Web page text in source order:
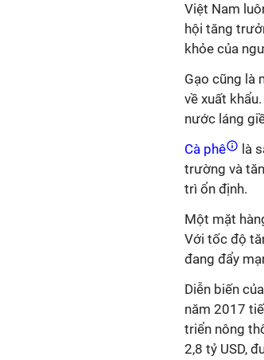
Việt Nam
hội tăng
khỏe của
Gạo cũng là
về xuất
nước láng
Cà phê
là
trường và
trì ổn định.
Một mặt
Với tốc độ
đang đẩy
Diễn biến
năm 2017
triển nông
2,8 tỷ USD,